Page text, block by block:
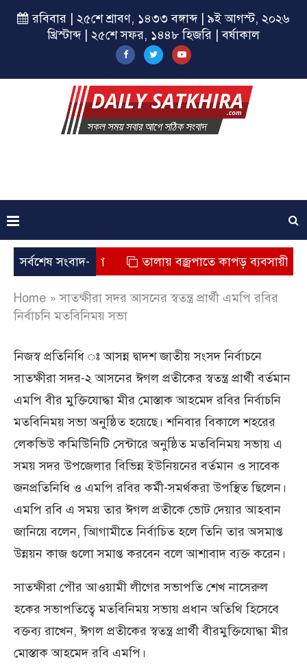
রবিবার | ২৫শে শ্রাবণ, ১৪৩৩ বঙ্গাব্দ | ৯ই আগস্ট, ২০২৬
খ্রিস্টাব্দ | ২৫শে সফর, ১৪৪৮ হিজরি | বর্ষাকাল
সর্বশেষ সংবাদ-
অভিযোগ তালায় বজ্রপাতে কাপড় ব্যবসায়ীর মৃত্যু
Home »সাতক্ষীরা সদর আসনের স্বতন্ত্র প্রার্থী এমপি রবির
নির্বাচনি মতবিনিময় সভা
নিজস্ব প্রতিনিধি ঃ আসন্ন দ্বাদশ জাতীয় সংসদ নির্বাচনে
সাতক্ষীরা সদর-২ আসনের ঈগল প্রতীকের স্বতন্ত্র প্রার্থী বর্তমান
এমপি বীর মুক্তিযোদ্ধা মীর মোস্তাক আহমেদ রবির নির্বাচনি
মতবিনিময় সভা অনুষ্ঠিত হয়েছে। শনিবার বিকালে শহরের
লেকভিউ কমিউিনিটি সেন্টারে অনুষ্ঠিত মতবিনিময় সভায় এ
সময় সদর উপজেলার বিভিন্ন ইউনিয়নের বর্তমান ও সাবেক
জনপ্রতিনিধি ও এমপি রবির কর্মী-সমর্থকরা উপস্থিত ছিলেন।
এমপি রবি এ সময় তার ঈগল প্রতীকে ভোট দেয়ার আহবান
জানিয়ে বলেন, আিগামীতে নির্বাচিত হলে তিনি তার অসমাপ্ত
উন্নয়ন কাজ গুলো সমাপ্ত করবেন বলে আশাবাদ ব্যক্ত করেন।
সাতক্ষীরা পৌর আওয়ামী লীগের সভাপতি শেখ নাসেরুল
হকের সভাপতিত্বে মতবিনিময় সভায় প্রধান অতিথি হিসেবে
বক্তব্য রাখেন, ঈগল প্রতীকের স্বতন্ত্র প্রার্থী বীরমুক্তিযোদ্ধা মীর
মোস্তাক আহমেদ রবি এমপি।